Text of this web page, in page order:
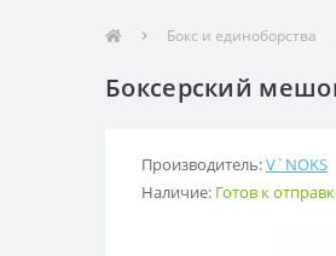
Бокс и единоборства
Боксерский
Производитель:V`NOKS
Наличие: Готов к